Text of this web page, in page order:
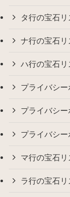
タ行の宝石リ
ナ行の宝石リ
ハ行の宝石リ
プライバシ
プライバシ
プライバシ
マ行の宝石リ
ラ行の宝石リ